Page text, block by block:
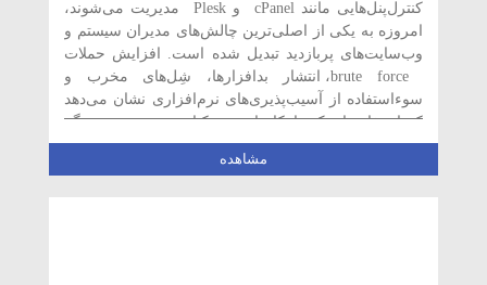
کنترل‌پنل‌هایی مانند cPanel و Plesk مدیریت می‌شوند،
امروزه به یکی از اصلی‌ترین چالش‌های مدیران سیستم و
وب‌سایت‌های پربازدید تبدیل شده است. افزایش حملات
brute force، انتشار بدافزارها، شِل‌های مخرب و
سوءاستفاده از آسیب‌پذیری‌های نرم‌افزاری نشان می‌دهد
که استفاده از یک راهکار امنیتی یکپارچه و هوشمند دیگر
یک انتخاب […]
مشاهده